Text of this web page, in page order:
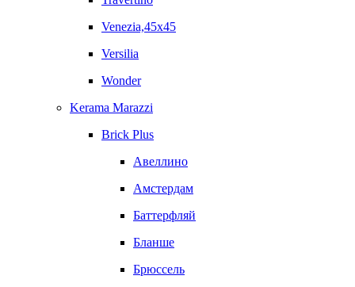
Venezia,45x45
Versilia
Wonder
Kerama Marazzi
Brick Plus
Авеллино
Амстердам
Баттерфляй
Бланше
Брюссель